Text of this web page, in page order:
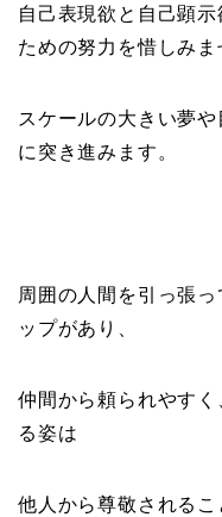
自己表現欲と自己顕
ための努力を惜しみま
スケールの大きい夢
に突き進みます。
周囲の人間を引っ張
ップがあり、
仲間から頼られやす
る姿は
他人から尊敬されるこ